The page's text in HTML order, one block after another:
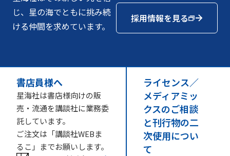
じ、星の海でともに挑み続
ける仲間を求めています。
採用情報を見る
書店員様へ
星海社は書店様向けの販
売・流通を講談社に業務委
託しています。
ご注文は「講談社WEBま
るこ」までお願いします。
ライセンス／
メディアミッ
クスのご相談
と刊行物の二
次使用につい
て